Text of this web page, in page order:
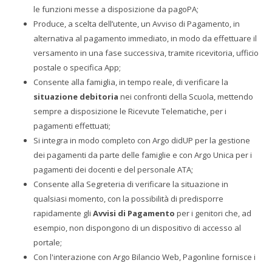
le funzioni messe a disposizione da pagoPA;
Produce, a scelta dell’utente, un Avviso di Pagamento, in
alternativa al pagamento immediato, in modo da effettuare il
versamento in una fase successiva, tramite ricevitoria, ufficio
postale o specifica App;
Consente alla famiglia, in tempo reale, di verificare la
situazione debitoria nei confronti della Scuola, mettendo
sempre a disposizione le Ricevute Telematiche, per i
pagamenti effettuati;
Si integra in modo completo con Argo didUP per la gestione
dei pagamenti da parte delle famiglie e con Argo Unica per i
pagamenti dei docenti e del personale ATA;
Consente alla Segreteria di verificare la situazione in
qualsiasi momento, con la possibilità di predisporre
rapidamente gli Avvisi di Pagamento per i genitori che, ad
esempio, non dispongono di un dispositivo di accesso al
portale;
Con l'interazione con Argo Bilancio Web, Pagonline fornisce i